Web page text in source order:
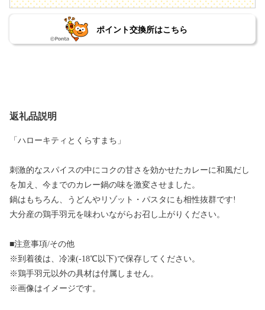
ポイント交換所はこちら
返礼品説明
「ハローキティとくらすまち」
刺激的なスパイスの中にコクの甘さを効かせたカレーに和風だし
を加え、今までのカレー鍋の味を激変させました。
鍋はもちろん、うどんやリゾット・パスタにも相性抜群です!
大分産の鶏手羽元を味わいながらお召し上がりください。
■注意事項/その他
※到着後は、冷凍(-18℃以下)で保存してください。
※鶏手羽元以外の具材は付属しません。
※画像はイメージです。